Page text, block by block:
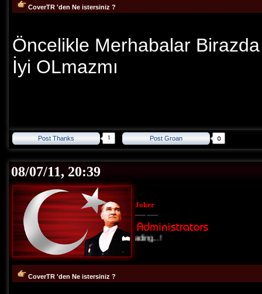
CoverTR 'den Ne istersiniz ?
Öncelikle Merhabalar
İyi OLmazmı
Post Thanks 1 Post Groan
08/07/11, 20:39
Joker
Loading...!
CoverTR 'den Ne istersiniz ?